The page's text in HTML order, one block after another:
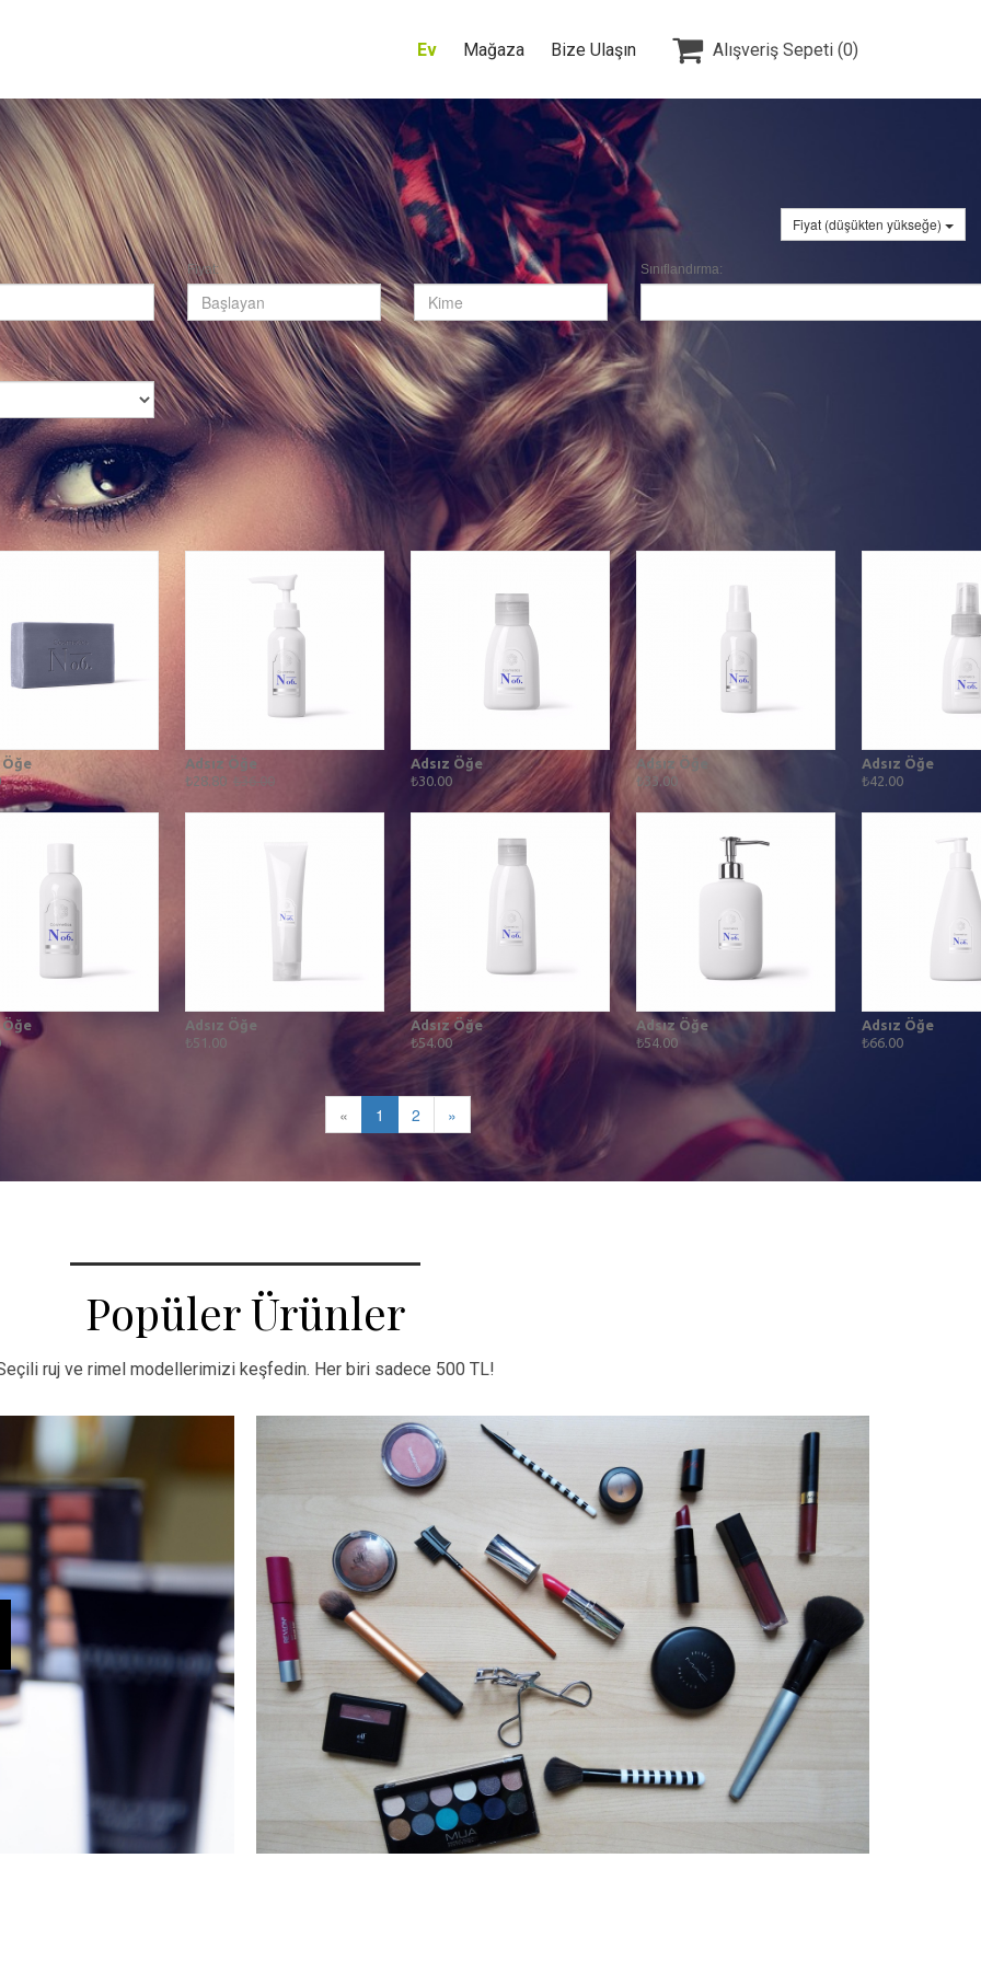
Ev Mağaza Bize Ulaşın  Alışveriş Sepeti (0)
Fiyat (düşükten yükseğe)
Fiyat: Sınıflandırma:
Öğe
Adsız Öğe
₺28.80 ₺36.00
Adsız Öğe
₺30.00
Adsız Öğe
₺33.00
Adsız Öğe
₺42.00
Öğe
Adsız Öğe
₺51.00
Adsız Öğe
₺54.00
Adsız Öğe
₺54.00
Adsız Öğe
₺66.00
« 1 2 »
Popüler Ürünler
ruj ve rimel modellerimizi keşfedin. Her biri sadece 500 TL!